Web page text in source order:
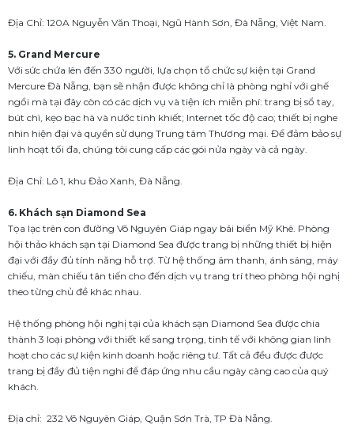
Địa Chỉ: 120A Nguyễn Văn Thoại, Ngũ Hành Sơn, Đà Nẵng, Việt Nam.
5. Grand Mercure
Với sức chứa lên đến 330 người, lựa chọn tổ chức sự kiện tại Grand
Mercure Đà Nẵng, bạn sẽ nhận được không chỉ là phòng nghỉ với ghế
ngồi mà tại đây còn có các dịch vụ và tiện ích miễn phí: trang bị sổ tay,
bút chì, kẹo bạc hà và nước tinh khiết; Internet tốc độ cao; thiết bị nghe
nhìn hiện đại và quyền sử dụng Trung tâm Thương mại. Để đảm bảo sự
linh hoạt tối đa, chúng tôi cung cấp các gói nửa ngày và cả ngày.
Địa Chỉ: Lô 1, khu Đảo Xanh, Đà Nẵng.
6. Khách sạn Diamond Sea
Tọa lạc trên con đường Võ Nguyên Giáp ngay bãi biển Mỹ Khê. Phòng
hội thảo khách sạn tại Diamond Sea được trang bị những thiết bị hiện
đại với đầy đủ tính năng hỗ trợ. Từ hệ thống âm thanh, ánh sáng, máy
chiếu, màn chiếu tân tiến cho đến dịch vụ trang trí theo phòng hội nghị
theo từng chủ đề khác nhau.
Hệ thống phòng hội nghị tại của khách sạn Diamond Sea được chia
thành 3 loại phòng với thiết kế sang trọng, tinh tế với không gian linh
hoạt cho các sự kiện kinh doanh hoặc riêng tư. Tất cả đều được được
trang bị đầy đủ tiện nghi để đáp ứng nhu cầu ngày càng cao của quý
khách.
Địa chỉ: 232 Võ Nguyên Giáp, Quận Sơn Trà, TP Đà Nẵng.